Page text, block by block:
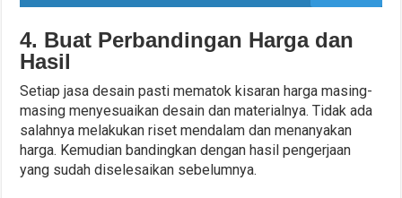
4. Buat Perbandingan Harga dan
Hasil
Setiap jasa desain pasti mematok kisaran harga masing-
masing menyesuaikan desain dan materialnya. Tidak ada
salahnya melakukan riset mendalam dan menanyakan
harga. Kemudian bandingkan dengan hasil pengerjaan
yang sudah diselesaikan sebelumnya.